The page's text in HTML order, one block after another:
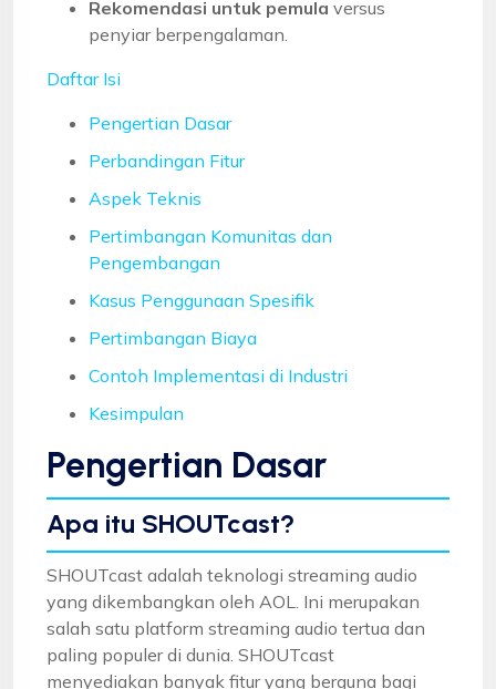
Rekomendasi untuk pemula versus
penyiar berpengalaman.
Daftar Isi
Pengertian Dasar
Perbandingan Fitur
Aspek Teknis
Pertimbangan Komunitas dan
Pengembangan
Kasus Penggunaan Spesifik
Pertimbangan Biaya
Contoh Implementasi di Industri
Kesimpulan
Pengertian Dasar
Apa itu SHOUTcast?
SHOUTcast adalah teknologi streaming audio
yang dikembangkan oleh AOL. Ini merupakan
salah satu platform streaming audio tertua dan
paling populer di dunia. SHOUTcast
menyediakan banyak fitur yang berguna bagi